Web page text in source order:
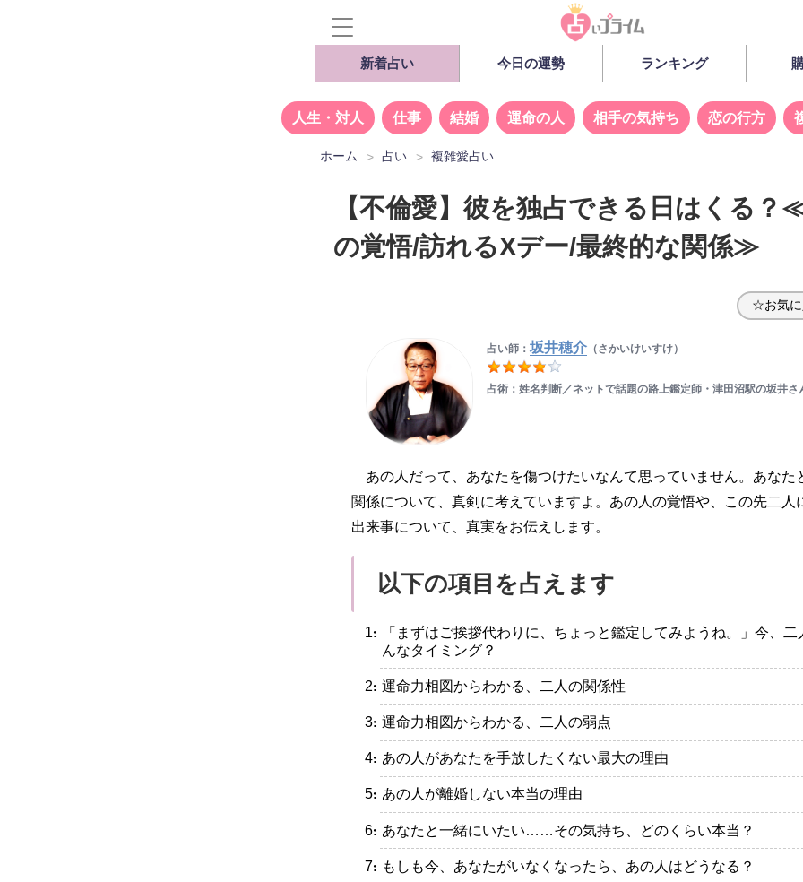
新着占い 今日の運勢 ランキング
人生・対人 仕事 結婚 運命の人 相手の気持ち 恋の行方
ホーム 占い 複雑愛占い
【不倫愛】彼を独占できる日はくる？
の覚悟/訪れるXデー/最終的な関係≫
☆お気に
占い師： 坂井穂介（さかいけいすけ）
占術：姓名判断／ネットで話題の路上鑑定師・津田沼駅の坂井さ
あの人だって、あなたを傷つけたいなんて思っていません。あなた
関係について、真剣に考えていますよ。あの人の覚悟や、この先二人
出来事について、真実をお伝えします。
以下の項目を占えます
・「まずはご挨拶代わりに、ちょっと鑑定してみようね。」今、二
んなタイミング？
・運命力相図からわかる、二人の関係性
・運命力相図からわかる、二人の弱点
・あの人があなたを手放したくない最大の理由
・あの人が離婚しない本当の理由
・あなたと一緒にいたい……その気持ち、どのくらい本当？
・もしも今、あなたがいなくなったら、あの人はどうなる？